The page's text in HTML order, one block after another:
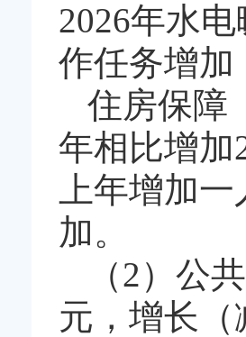
2026年水
作任务增加
住房保障
年相比增加
上年增加
加。
（2）公
元，增长